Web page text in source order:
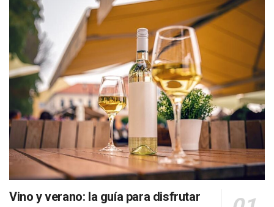
Vino y verano: la guía para disfrutar